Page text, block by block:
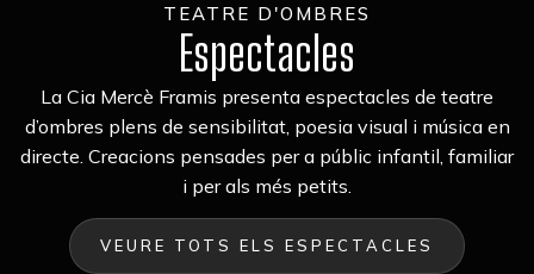
TEATRE D'OMBRES
Espectacles
La Cia Mercè Framis presenta espectacles de teatre
d’ombres plens de sensibilitat, poesia visual i música en
directe. Creacions pensades per a públic infantil, familiar
i per als més petits.
VEURE TOTS ELS ESPECTACLES